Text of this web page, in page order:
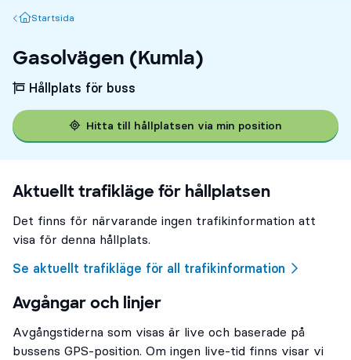
Startsida
Startsida
Gasolvägen (Kumla)
Hållplats för buss
Hitta till hållplatsen via min position
Aktuellt trafikläge för hållplatsen
Det finns för närvarande ingen trafikinformation att
visa för denna hållplats.
Se aktuellt trafikläge för all trafikinformation
Avgångar och linjer
Avgångstiderna som visas är live och baserade på
bussens GPS-position. Om ingen live-tid finns visar vi